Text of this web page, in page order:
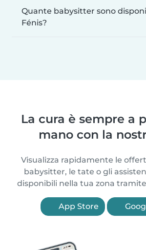
Quante babysitter sono
Fénis?
La cura è sempre a
mano con la
Visualizza rapidamente le
babysitter, le tate o gli
disponibili nella tua zona
App Store